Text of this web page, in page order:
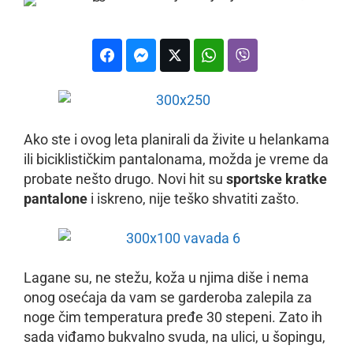
Ako ste i ovog leta planirali da živite u helankama
ili biciklističkim pantalonama, možda je vreme da
probate nešto drugo. Novi hit su sportske kratke
pantalone i iskreno, nije teško shvatiti zašto.
Lagane su, ne stežu, koža u njima diše i nema
onog osećaja da vam se garderoba zalepila za
noge čim temperatura pređe 30 stepeni. Zato ih
sada viđamo bukvalno svuda, na ulici, u šopingu,